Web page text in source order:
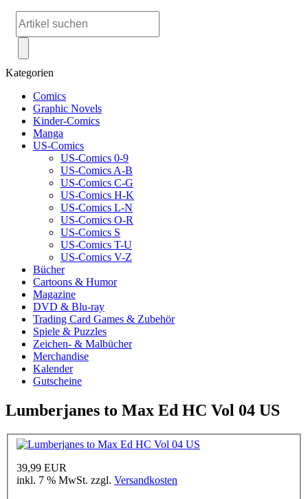
Kategorien
Comics
Graphic Novels
Kinder-Comics
Manga
US-Comics
US-Comics 0-9
US-Comics A-B
US-Comics C-G
US-Comics H-K
US-Comics L-N
US-Comics O-R
US-Comics S
US-Comics T-U
US-Comics V-Z
Bücher
Cartoons & Humor
Magazine
DVD & Blu-ray
Trading Card Games & Zubehör
Spiele & Puzzles
Zeichen- & Malbücher
Merchandise
Kalender
Gutscheine
Lumberjanes to Max Ed HC Vol 04 US
39,99 EUR
inkl. 7 % MwSt. zzgl. Versandkosten